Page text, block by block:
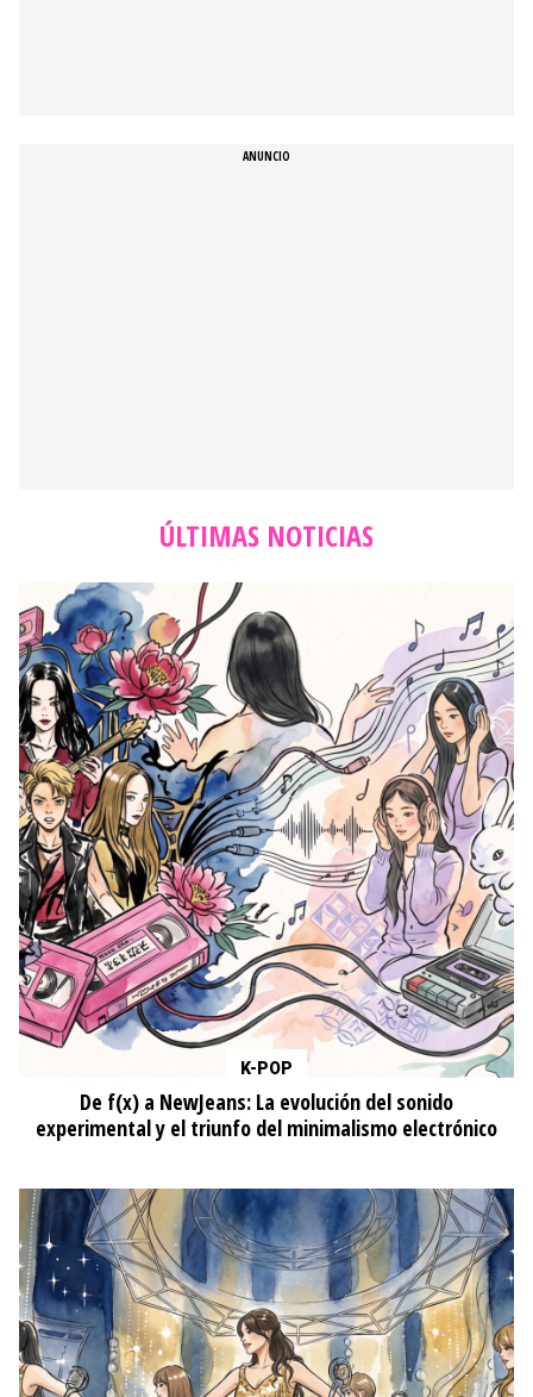
ÚLTIMAS NOTICIAS
K-POP
De f(x) a NewJeans: La evolución del sonido
experimental y el triunfo del minimalismo electrónico